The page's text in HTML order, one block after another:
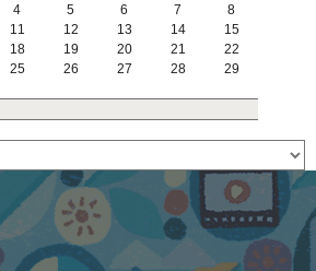
4 5 6 7
8
11 12 13 14
15
18 19 20 21
22
25 26 27 28
29